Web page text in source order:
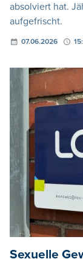
absolviert hat.
aufgefrischt.
07.06.2026
Sexuelle